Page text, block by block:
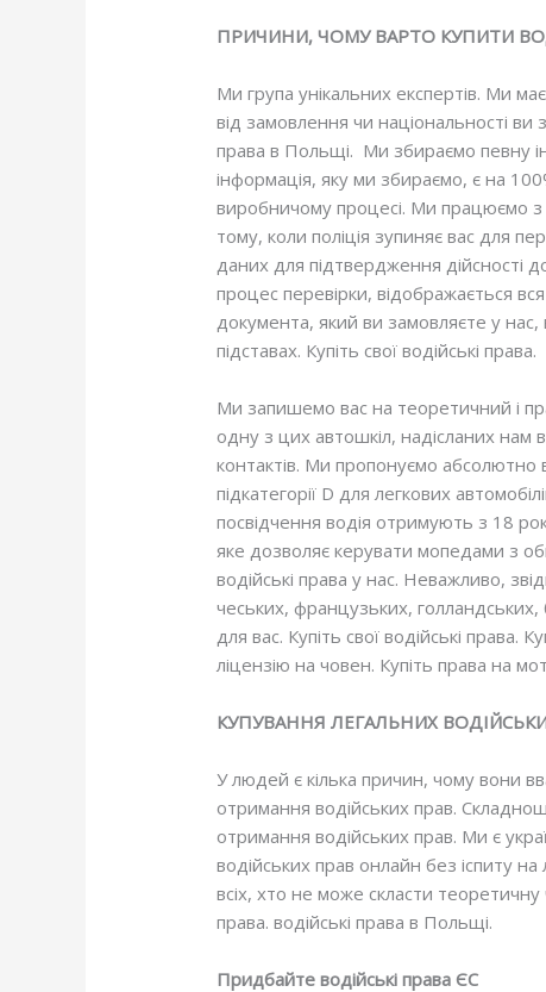
ПРИЧИНИ, ЧОМУ ВАРТО КУПИТИ
Ми група унікальних експертів. Ми
від замовлення чи національності ви
права в Польщі. Ми збираємо певну
інформація, яку ми збираємо, є на
виробничому процесі. Ми працюємо з
тому, коли поліція зупиняє вас для
даних для підтвердження дійсності
процес перевірки, відображається
документа, який ви замовляєте у
підставах. Купіть свої водійські права.
Ми запишемо вас на теоретичний і
одну з цих автошкіл, надісланих нам
контактів. Ми пропонуємо абсолютно
підкатегорії D для легкових
посвідчення водія отримують з 18
яке дозволяє керувати мопедами з
водійські права у нас. Неважливо,
чеських, французьких,
для вас. Купіть свої водійські права.
ліцензію на човен. Купіть права на
КУПУВАННЯ ЛЕГАЛЬНИХ
У людей є кілька причин, чому вони
отримання водійських прав.
отримання водійських прав. Ми є
водійських прав онлайн без іспиту
всіх, хто не може скласти теоретичну
права. водійські права в Польщі.
Придбайте водійські права ЄС